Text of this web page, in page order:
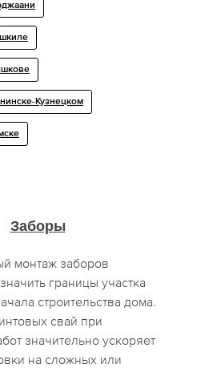
Кузнецком
Заборы
монтаж заборов
границы участка
строительства дома.
свай при
значительно ускоряет
на сложных или